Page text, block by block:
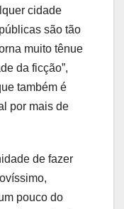
cidade
são tão
muito tênue
da ficção”,
também é
por mais de
de fazer
pouco do